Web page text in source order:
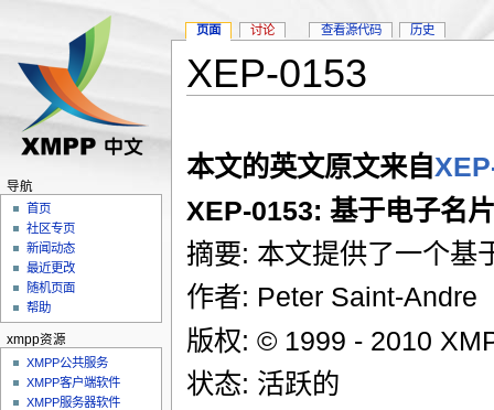
XEP-0153
本文的英文原文来自
XEP-0153: 基于电子名
摘要: 本文提供了一个基
作者: Peter Saint-Andre
版权: © 1999 - 2010
状态: 活跃的
页面 讨论 查看源代码 历史
导航
首页
社区专页
新闻动态
最近更改
随机页面
帮助
xmpp资源
XMPP公共服务
XMPP客户端软件
XMPP服务器软件